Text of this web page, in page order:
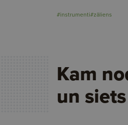
#instrumenti#zāliens
Kam
un siets